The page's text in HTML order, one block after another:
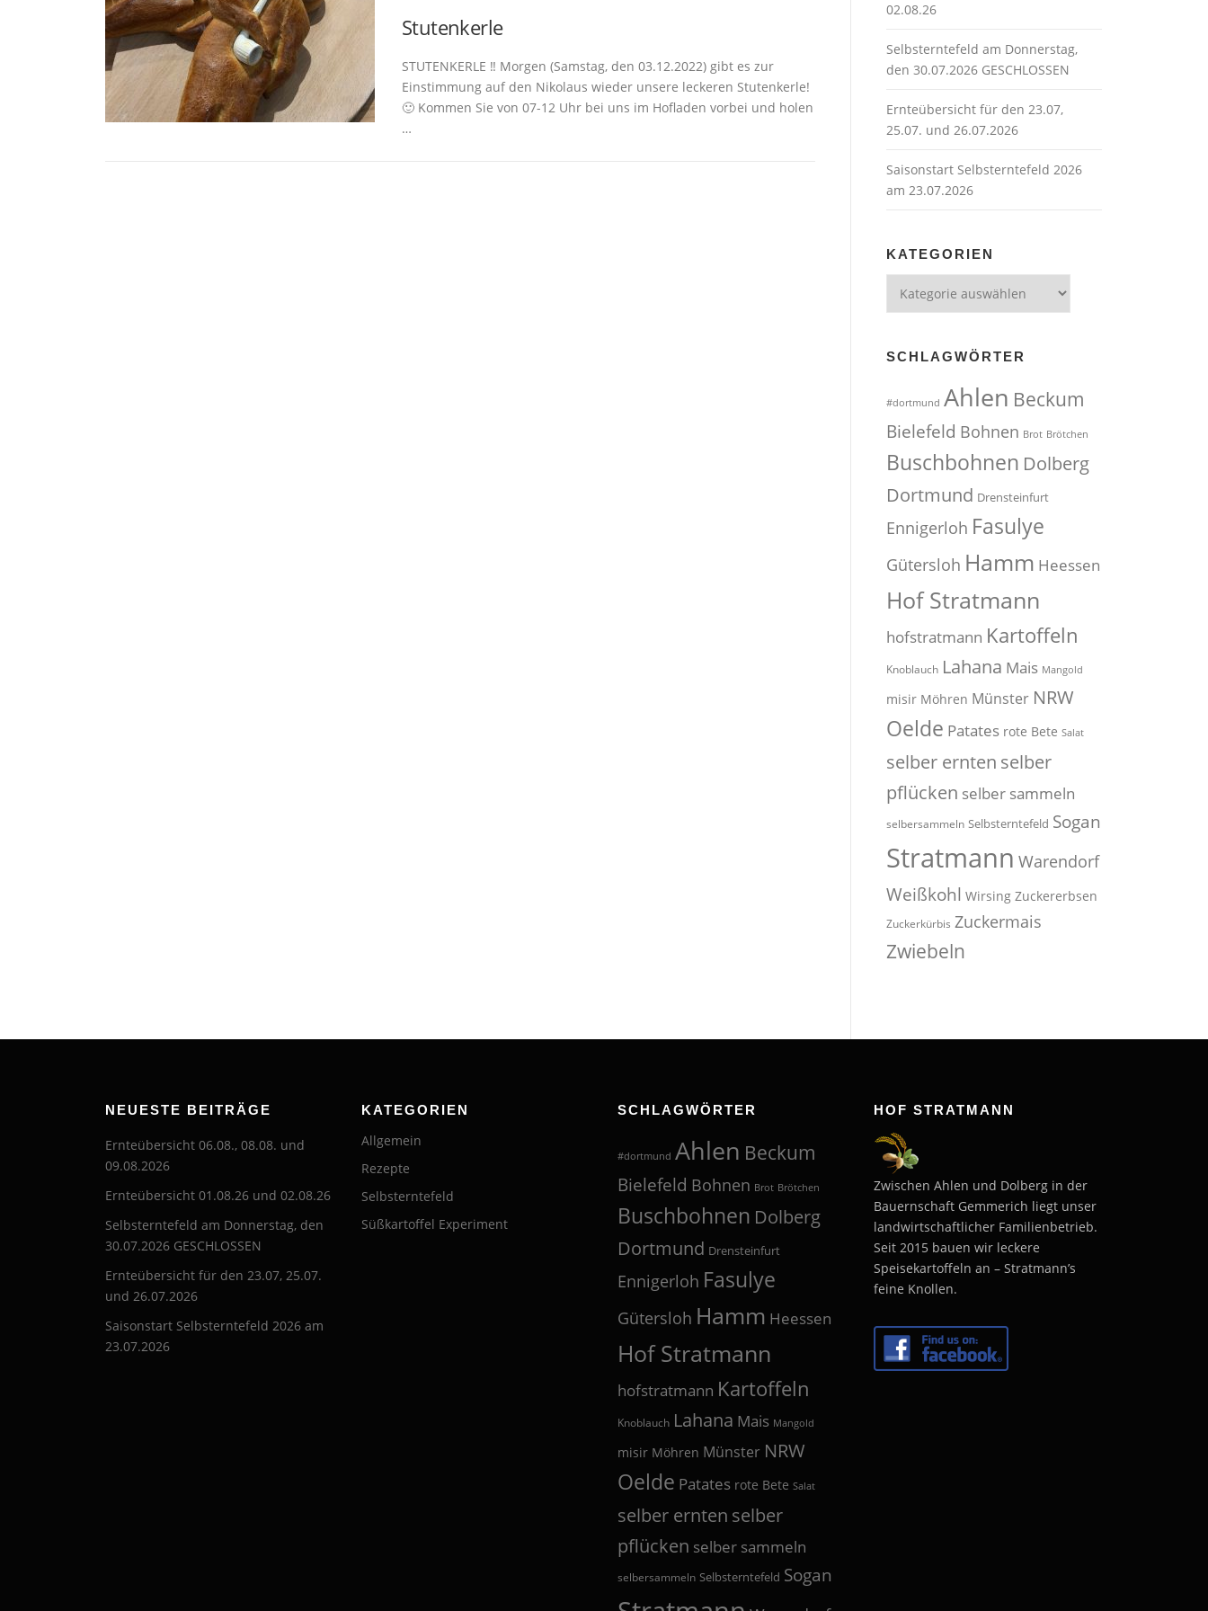
Stutenkerle
STUTENKERLE ‼️ Morgen (Samstag, den 03.12.2022) gibt es zur
Einstimmung auf den Nikolaus wieder unsere leckeren Stutenkerle!
🙂 Kommen Sie von 07-12 Uhr bei uns im Hofladen vorbei und holen
…
02.08.26
Selbsterntefeld am Donnerstag,
den 30.07.2026 GESCHLOSSEN
Ernteübersicht für den 23.07,
25.07. und 26.07.2026
Saisonstart Selbsterntefeld 2026
am 23.07.2026
KATEGORIEN
SCHLAGWÖRTER
#dortmund Ahlen Beckum
Bielefeld Bohnen Brot Brötchen
Buschbohnen Dolberg
Dortmund Drensteinfurt
Ennigerloh Fasulye
Gütersloh Hamm Heessen
Hof Stratmann
hofstratmann Kartoffeln
Knoblauch Lahana Mais Mangold
misir Möhren Münster NRW
Oelde Patates rote Bete Salat
selber ernten selber
pflücken selber sammeln
selbersammeln Selbsterntefeld Sogan
Stratmann Warendorf
Weißkohl Wirsing Zuckererbsen
Zuckerkürbis Zuckermais
Zwiebeln
NEUESTE BEITRÄGE
Ernteübersicht 06.08., 08.08. und
09.08.2026
Ernteübersicht 01.08.26 und 02.08.26
Selbsterntefeld am Donnerstag, den
30.07.2026 GESCHLOSSEN
Ernteübersicht für den 23.07, 25.07.
und 26.07.2026
Saisonstart Selbsterntefeld 2026 am
23.07.2026
KATEGORIEN
Allgemein
Rezepte
Selbsterntefeld
Süßkartoffel Experiment
SCHLAGWÖRTER
#dortmund Ahlen Beckum
Bielefeld Bohnen Brot Brötchen
Buschbohnen Dolberg
Dortmund Drensteinfurt
Ennigerloh Fasulye
Gütersloh Hamm Heessen
Hof Stratmann
hofstratmann Kartoffeln
Knoblauch Lahana Mais Mangold
misir Möhren Münster NRW
Oelde Patates rote Bete Salat
selber ernten selber
pflücken selber sammeln
selbersammeln Selbsterntefeld Sogan
HOF STRATMANN
Zwischen Ahlen und Dolberg in der
Bauernschaft Gemmerich liegt unser
landwirtschaftlicher Familienbetrieb.
Seit 2015 bauen wir leckere
Speisekartoffeln an – Stratmann’s
feine Knollen.